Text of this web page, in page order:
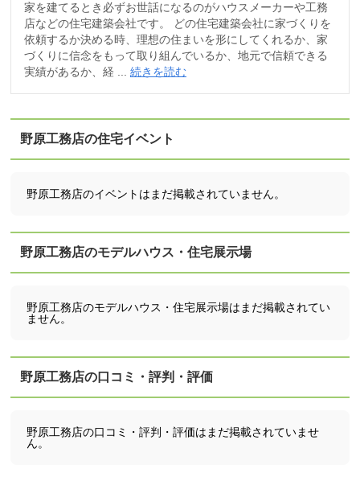
家を建てるとき必ずお世話になるのがハウスメーカーや工務
店などの住宅建築会社です。 どの住宅建築会社に家づくりを
依頼するか決める時、理想の住まいを形にしてくれるか、家
づくりに信念をもって取り組んでいるか、地元で信頼できる
実績があるか、経 ... 続きを読む
野原工務店の住宅イベント
野原工務店のイベントはまだ掲載されていません。
野原工務店のモデルハウス・住宅展示場
野原工務店のモデルハウス・住宅展示場はまだ掲載されてい
ません。
野原工務店の口コミ・評判・評価
野原工務店の口コミ・評判・評価はまだ掲載されていませ
ん。